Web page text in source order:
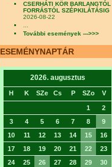
CSERHÁTI KÖR
FORRÁSTÓL SZÉPKILÁTÁSIG
2026-08-22
...
További események --->>>
ESEMÉNYNAPTÁR
2026. augusztus
H K SZe Cs P SZo V
1
2
3
4 5 6 7 8
9
10
11 12 13 14 15
16
17
18 19 20 21 22
23
24
25 26 27 28 29
30